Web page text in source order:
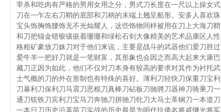
宰杀和吃肉有严格的男用女用之分，男式刀长度在一尺以上操女式
刀在一乍左右刀鞘的底部和刀柄的末端上翘呈船形。安多人喜欢珠
宝头饰胸饰腰饰无不光灿耀人，这些饰物同样被用在刀上大海刀鞘
和刀把锚金错银镶嵌着珊珊和绿松石剑大像精美的艺术品康区人性
格粗矿豪放刀姝刀对于他们来说，主要是战斗的武器他们爱刀胜过
爱牛羊一把好刀就是一笔财富，其形象也会因之而高大起来大康巴
藏刀正因为如此，他们不仅对刀本身有较高的要求对其作为衬托武
士气概的刀的外在形制也有特殊的喜好。薄利刀轻快刀保重刀宝利
刀暴利刀保利刀马震刀恶棍刀真棒刀砧板刀驰骋刀器神刀骑乘刀一
通刀镔铁刀宾利刀宝马刀奔驰刀拼驰刀牝刀大马士革钢刀一本道刀
一本日刀历史沿革苗刀实战的历史最早为明代抗倭名将戚继光将军